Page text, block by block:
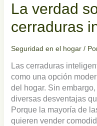
La verdad
cerraduras
Seguridad en el hogar/
Las cerraduras
como una opción
del hogar. Sin
diversas desventajas
Porque la mayoría de
quieren vender
las
cerraduras
inteligentes